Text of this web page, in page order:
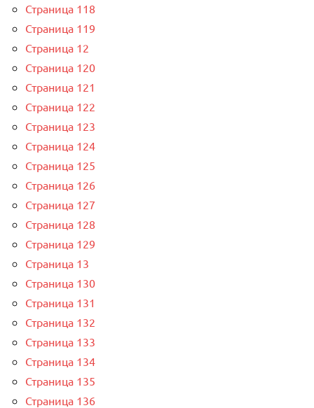
Страница 118
Страница 119
Страница 12
Страница 120
Страница 121
Страница 122
Страница 123
Страница 124
Страница 125
Страница 126
Страница 127
Страница 128
Страница 129
Страница 13
Страница 130
Страница 131
Страница 132
Страница 133
Страница 134
Страница 135
Страница 136